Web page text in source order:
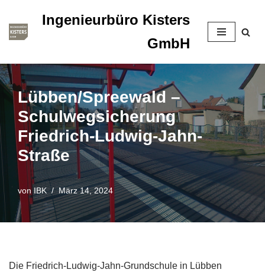
Zum
springen
Ingenieurbüro Kisters
GmbH
Lübben/Spreewald –
Schulwegsicherung
Friedrich-Ludwig-Jahn-
Straße
vonIBK März 14, 2024
Die Friedrich-Ludwig-Jahn-Grundschule in Lübben